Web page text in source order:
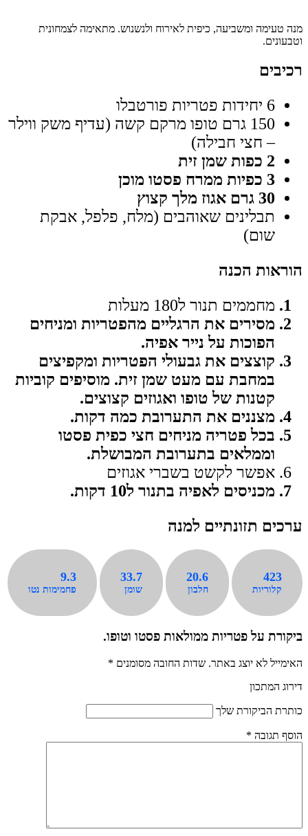
מנה טעימה ומשביעה, כיפית לאירוח ולנשנוש. מתאימה לצמחונית
וטבעונים.
רכיבים
6 יחידות פטריות פורטבלו
150 גרם טופו מרקם קשה (עדיף משק ווילר
– חצי חבילה)
2 כפות שמן זית
3 כפיות ממרח פסטו מוכן
30 גרם אגוז מלך קצוץ
תבלינים שאוהבים (מלח, פלפל, אבקת
שום)
הוראות הכנה
מחממים תנור ל180 מעלות
מסירים את הרגליים מהפטריות ומניחים
הפוכות על נייר אפיה.
קוצצים את גבעולי הפטריות ומקפיצים
במחבת עם מעט שמן זית. מוסיפים קוביות
קטנות של טופו ואגוזים קצוצים.
מצננים את התערובת כמה דקות.
בכל פטריה מניחים חצי כפית פסטו
וממלאים בתערובת המבושלת.
אפשר לקשט בשברי אגוזים
מכניסים לאפיה בתנור ל10 דקות.
ערכים תזונתיים למנה
423
קלוריות
20.6
חלבון
33.7
שומן
9.3
פחמימות נטו
ביקורת על פטריות ממולאות פסטו וטופו.
האימייל לא יוצג באתר. שדות החובה מסומנים *
דירוג המתכון
כותרת הביקורת שלך
הוסף תגובה *